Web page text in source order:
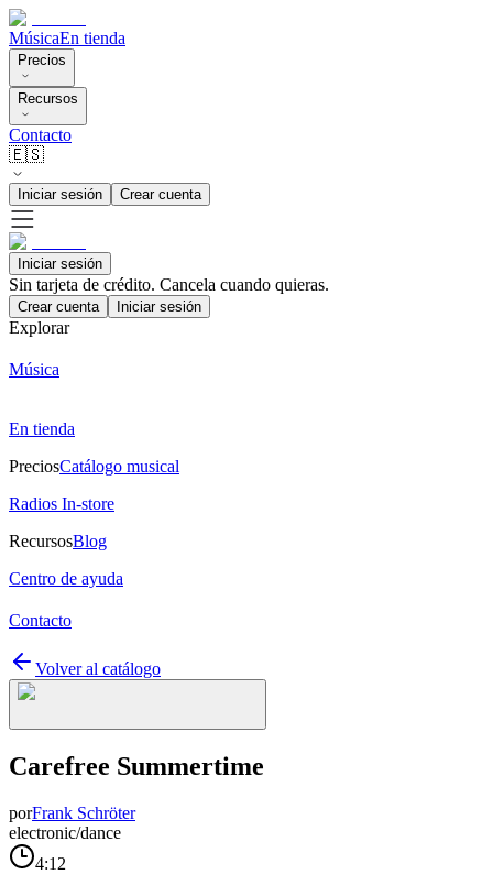
MúsicaEn tienda
Precios
Recursos
Contacto
🇪🇸
Iniciar sesión Crear cuenta
Iniciar sesión
Sin tarjeta de crédito. Cancela cuando quieras.
Crear cuenta Iniciar sesión
Explorar
Música
En tienda
PreciosCatálogo musical
Radios In-store
RecursosBlog
Centro de ayuda
Contacto
Volver al catálogo
Carefree Summertime
porFrank Schröter
electronic/dance
4:12